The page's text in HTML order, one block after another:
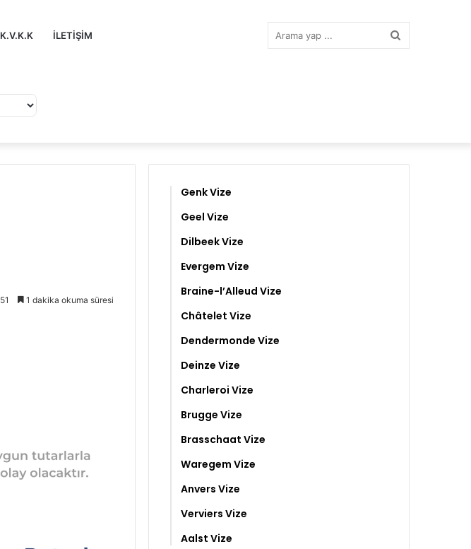
K.V.K.K İLETIŞIM
51 1 dakika okuma süresi
Genk Vize
Geel Vize
Dilbeek Vize
Evergem Vize
Braine-l’Alleud Vize
Châtelet Vize
Dendermonde Vize
Deinze Vize
Charleroi Vize
Brugge Vize
Brasschaat Vize
Waregem Vize
Anvers Vize
Verviers Vize
Aalst Vize